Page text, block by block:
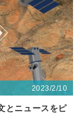
2023/2/10
とニュースをピ